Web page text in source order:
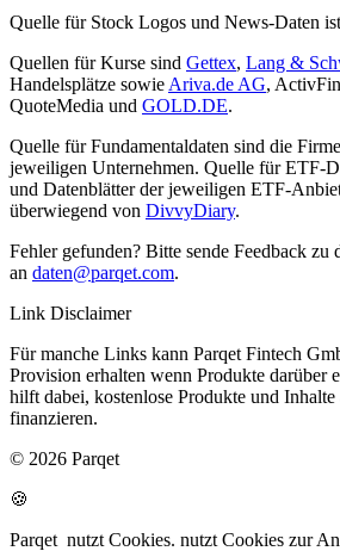
Quelle für Stock Logos und News-Daten ist
Quellen für Kurse sind Gettex, Lang &
Handelsplätze sowie Ariva.de AG,
QuoteMedia und GOLD.DE.
Quelle für Fundamentaldaten sind die
jeweiligen Unternehmen. Quelle für ETF-
und Datenblätter der jeweiligen ETF-
überwiegend von DivvyDiary.
Fehler gefunden? Bitte sende Feedback zu
an daten@parqet.com.
Link Disclaimer
Für manche Links kann Parqet Fintech
Provision erhalten wenn Produkte darüber
hilft dabei, kostenlose Produkte und Inhalte
finanzieren.
© 2026 Parqet
🍪
Parqet nutzt Cookies. nutzt Cookies zur